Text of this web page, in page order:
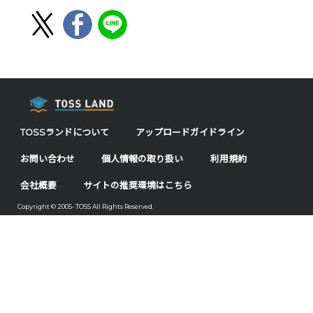
TOSSランドについて アップロードガイドライン
お問い合わせ 個人情報の取り扱い 利用規約
会社概要 サイトの推奨環境はこちら
Copyright © 2005- TOSS All Rights Reserved.